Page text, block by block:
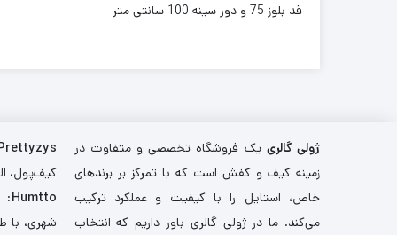
قد بلوز 75 و دور سینه 100 سانتی متر
ژولی گالری یک فروشگاه تخصصی و متفاوت در
زمینه کیف و کفش است که با تمرکز بر برندهای
خاص، استایل را با کیفیت و عملکرد ترکیب
می‌کند. ما در ژولی گالری باور داریم که انتخاب
کیف‌پول،
Humtto
:
شهری، با